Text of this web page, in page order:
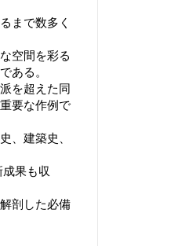
まで数多く
空間を彩る
ある。
を超えた同
要な作例で
、建築史、
果も収
剖した必備